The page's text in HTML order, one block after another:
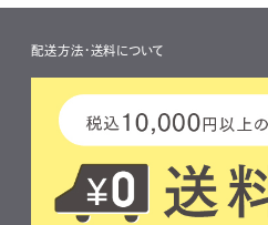
配送方法・送料について